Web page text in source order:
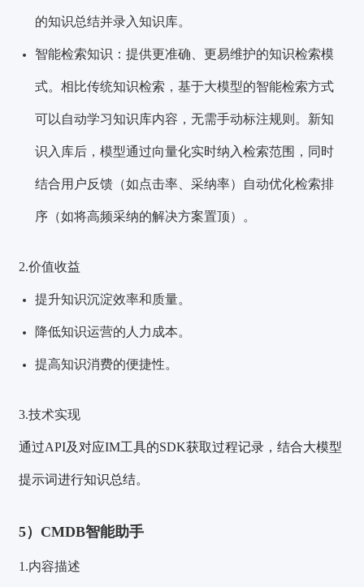
的知识总结并录入知识库。
智能检索知识：提供更准确、更易维护的知识检索模
式。相比传统知识检索，基于大模型的智能检索方式
可以自动学习知识库内容，无需手动标注规则。新知
识入库后，模型通过向量化实时纳入检索范围，同时
结合用户反馈（如点击率、采纳率）自动优化检索排
序（如将高频采纳的解决方案置顶）。
2.价值收益
提升知识沉淀效率和质量。
降低知识运营的人力成本。
提高知识消费的便捷性。
3.技术实现
通过API及对应IM工具的SDK获取过程记录，结合大模型
提示词进行知识总结。
5）CMDB智能助手
1.内容描述